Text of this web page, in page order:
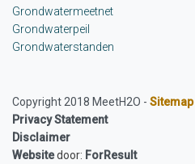
Grondwatermeetnet
Grondwaterpeil
Grondwaterstanden
Copyright 2018 MeetH2O -Sitemap
Privacy Statement
Disclaimer
Websitedoor: ForResult